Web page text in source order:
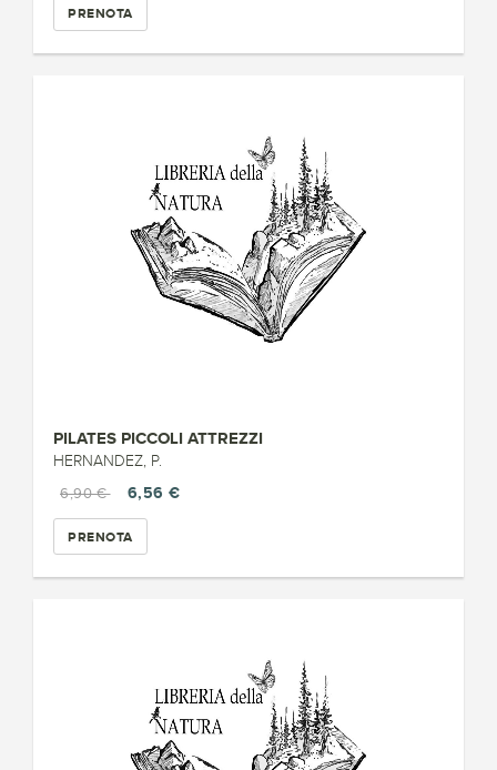
PRENOTA
PILATES PICCOLI ATTREZZI
HERNANDEZ, P.
6,90 €
6,56 €
PRENOTA